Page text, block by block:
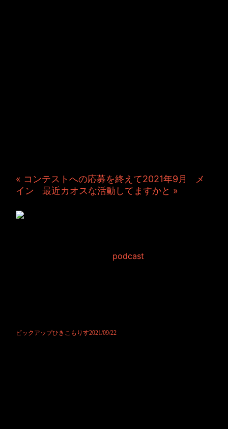
« コンテストへの応募を終えて2021年9月
メ
イン |最近カオスな活動してますかと »
podcast
ピックアップひきこもりす2021/09/22